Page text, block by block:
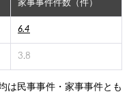
家事事件件数（件）
6.4
3.8
は民事事件・家事事件とも